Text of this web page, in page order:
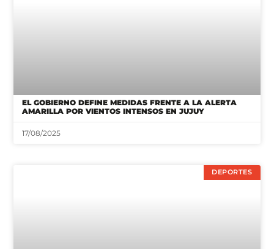
EL GOBIERNO DEFINE MEDIDAS FRENTE A LA ALERTA
AMARILLA POR VIENTOS INTENSOS EN JUJUY
17/08/2025
DEPORTES